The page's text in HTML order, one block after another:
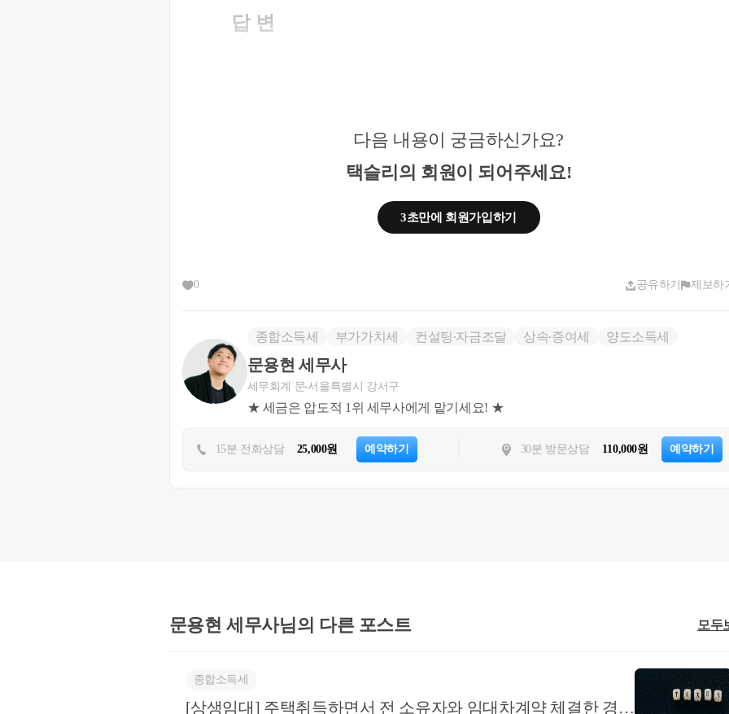
답 변
2개의 입주권 중 하나를 먼저 처분하셔서 1주택+1입주권인 상
태를 만드신 후, 입주권 취득일로부터 3년 이내 종전주택을 양도하시면 1
세대 1주택 양도세 비과세를 적용받을 수 있습니다. '2년'이 아닌 '3년'입
참고로 아래 예규는 개정전의 예규입니다. 따라서 A주택의 보유기간의 재
한 후 1주택을 양도하는 경우 1세대1주택 특례에 따른 보유기간 기산일
[ 요 지 ] 1주택과 2조합원입주권을 소유하다가 C조합원입주권을 먼저 양
도하여 과세된 후, A주택을 ｢소득세법 시행령｣ 제156조2제4항 각 호의 요
건을 모두 갖추어 양도하는 경우 1세대1주택으로 보아 같은 영 제154조제
하는 것이며, 이 경우 같은 항에 따른 보유기간은 C조합원입주
권을 양도한 날부터 기산하는 것임
1. 분양권 (입주권) 취득일로부터 3년 이내 종전주택 양도하는 경우
득
b. 분양권(조합원입주권)을 취득한 날부터 3년 이내 종전주택 양도
다음 내용이 궁금하신가요?
택슬리의 회원이 되어주세요!
3초만에 회원가입하기
0 공유하기 제보하
종합소득세 부가가치세 컨설팅∙자금조달 상속∙증여세 양도소득세
문용현 세무사
세무회계 문 서울특별시 강서구
★ 세금은 압도적 1위 세무사에게 맡기세요! ★
15분 전화상담 25,000원 예약하기 30분 방문상담 110,000원 예약하기
문용현 세무사님의 다른 포스트 모두
종합소득세
[상생임대] 주택취득하면서 전 소유자와 임대차계약 체결한 경우